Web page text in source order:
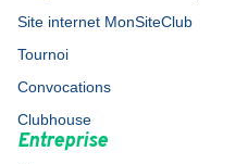
Site internet MonSiteClub
Tournoi
Convocations
Clubhouse
Entreprise